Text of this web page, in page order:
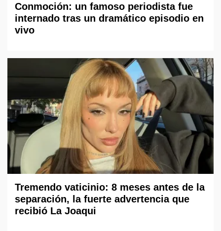
Conmoción: un famoso periodista fue
internado tras un dramático episodio en
vivo
Tremendo vaticinio: 8 meses antes de la
separación, la fuerte advertencia que
recibió La Joaqui